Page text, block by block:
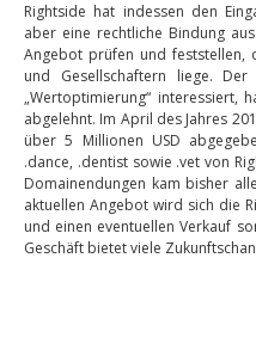
Rightside hat indessen den
aber eine rechtliche Bindung
Angebot prüfen und feststellen,
und Gesellschaftern liege.
„Wertoptimierung“ interessiert,
abgelehnt. Im April des Jahres
über 5 Millionen USD
.dance, .dentist sowie .vet von
Domainendungen kam bisher
aktuellen Angebot wird sich die
und einen eventuellen Verkauf
Geschäft bietet viele